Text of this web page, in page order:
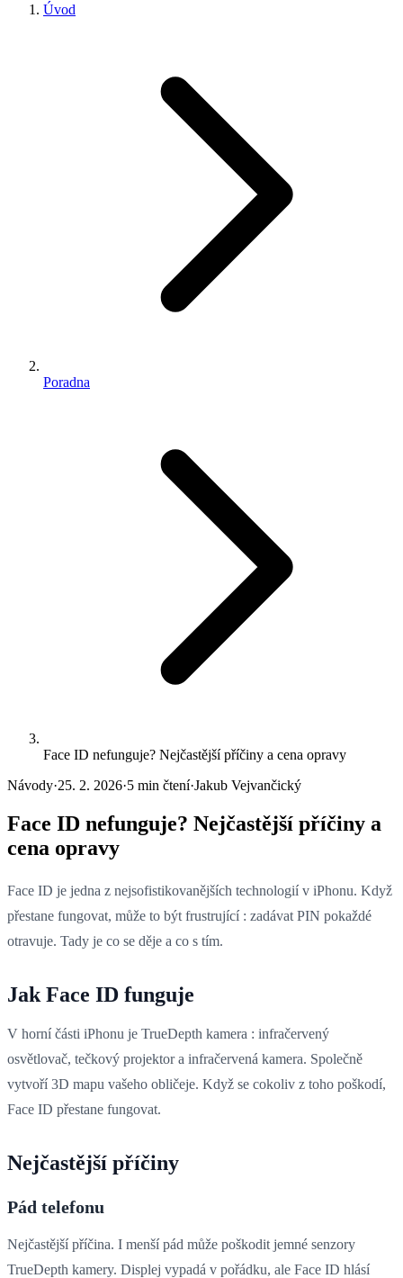
Úvod
Poradna
Face ID nefunguje? Nejčastější příčiny a cena opravy
Návody·25. 2. 2026·5 min čtení·Jakub Vejvančický
Face ID nefunguje? Nejčastější příčiny a
cena opravy
Face ID je jedna z nejsofistikovanějších technologií v iPhonu. Když
přestane fungovat, může to být frustrující : zadávat PIN pokaždé
otravuje. Tady je co se děje a co s tím.
Jak Face ID funguje
V horní části iPhonu je TrueDepth kamera : infračervený
osvětlovač, tečkový projektor a infračervená kamera. Společně
vytvoří 3D mapu vašeho obličeje. Když se cokoliv z toho poškodí,
Face ID přestane fungovat.
Nejčastější příčiny
Pád telefonu
Nejčastější příčina. I menší pád může poškodit jemné senzory
TrueDepth kamery. Displej vypadá v pořádku, ale Face ID hlásí